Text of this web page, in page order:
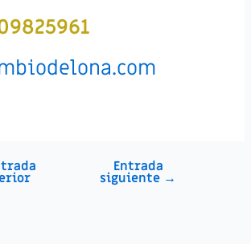
Entrada
siguiente →